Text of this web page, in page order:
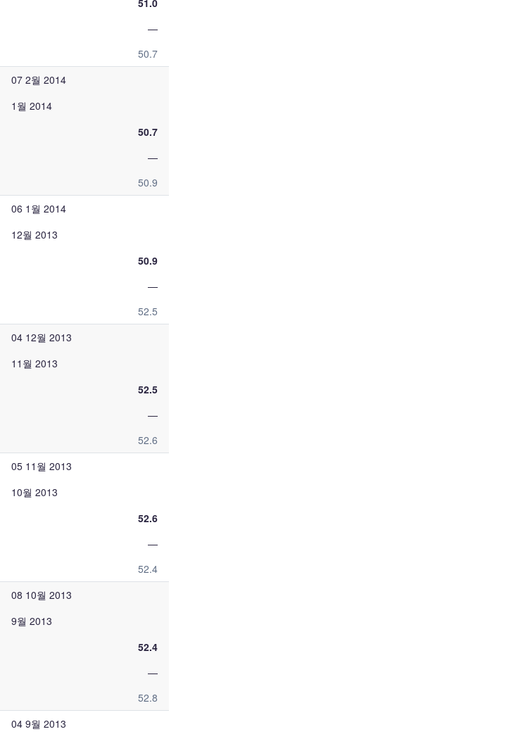
51.0
—
50.7
07 2월 2014
1월 2014
50.7
—
50.9
06 1월 2014
12월 2013
50.9
—
52.5
04 12월 2013
11월 2013
52.5
—
52.6
05 11월 2013
10월 2013
52.6
—
52.4
08 10월 2013
9월 2013
52.4
—
52.8
04 9월 2013